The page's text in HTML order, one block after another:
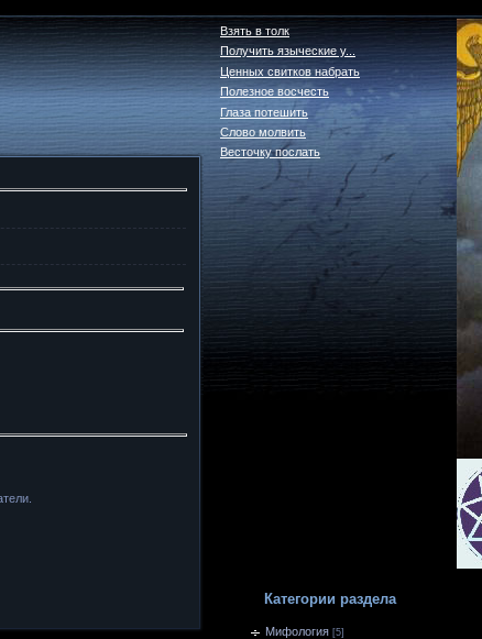
Взять в толк
Получить языческие у...
Ценных свитков набрать
Полезное восчесть
Глаза потешить
Слово молвить
Весточку послать
Категории раздела
Мифология [5]